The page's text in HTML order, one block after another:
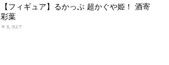
【フィギュア】るかっぷ 超かぐや姫！ 酒寄
彩葉
￥3,927